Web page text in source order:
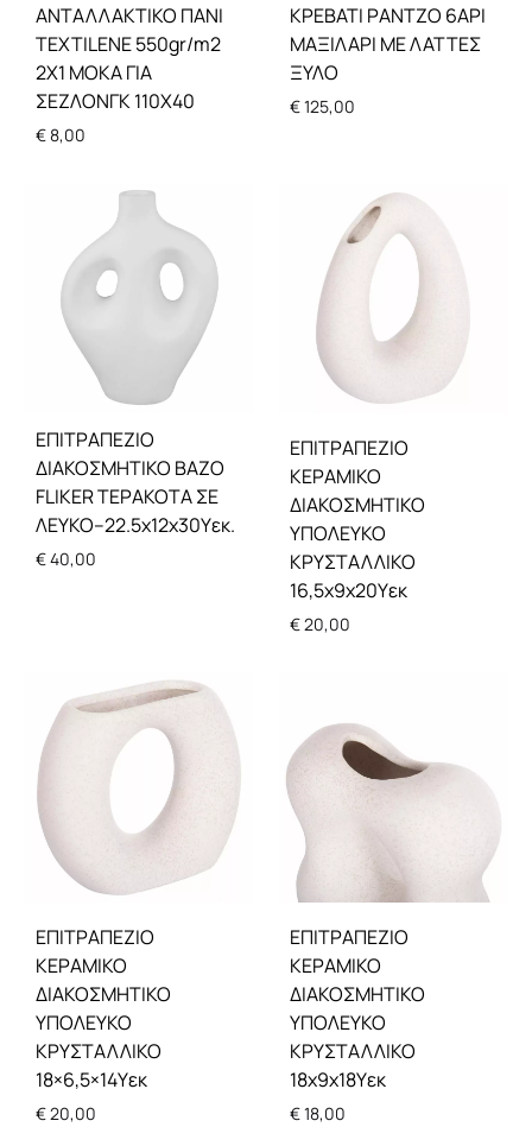
ΑΝΤΑΛΛΑΚΤΙΚΟ ΠΑΝΙ
TEXTILENE 550gr/m2
2X1 ΜΟΚΑ ΓΙΑ
ΣΕΖΛΟΝΓΚ 110Χ40
€8,00
ΚΡΕΒΑΤΙ ΡΑΝΤΖΟ 6ΑΡΙ
ΜΑΞΙΛΑΡΙ ΜΕ ΛΑΤΤΕΣ
ΞΥΛΟ
€125,00
ΕΠΙΤΡΑΠΕΖΙΟ
ΔΙΑΚΟΣΜΗΤΙΚΟ ΒΑΖΟ
FLIKER ΤΕΡΑΚΟΤΑ ΣΕ
ΛΕΥΚΟ–22.5x12x30Υεκ.
€40,00
ΕΠΙΤΡΑΠΕΖΙΟ
ΚΕΡΑΜΙΚΟ
ΔΙΑΚΟΣΜΗΤΙΚΟ
ΥΠΟΛΕΥΚΟ
ΚΡΥΣΤΑΛΛΙΚΟ
16,5x9x20Υεκ
€20,00
ΕΠΙΤΡΑΠΕΖΙΟ
ΚΕΡΑΜΙΚΟ
ΔΙΑΚΟΣΜΗΤΙΚΟ
ΥΠΟΛΕΥΚΟ
ΚΡΥΣΤΑΛΛΙΚΟ
18×6,5×14Υεκ
€20,00
ΕΠΙΤΡΑΠΕΖΙΟ
ΚΕΡΑΜΙΚΟ
ΔΙΑΚΟΣΜΗΤΙΚΟ
ΥΠΟΛΕΥΚΟ
ΚΡΥΣΤΑΛΛΙΚΟ
18x9x18Υεκ
€18,00